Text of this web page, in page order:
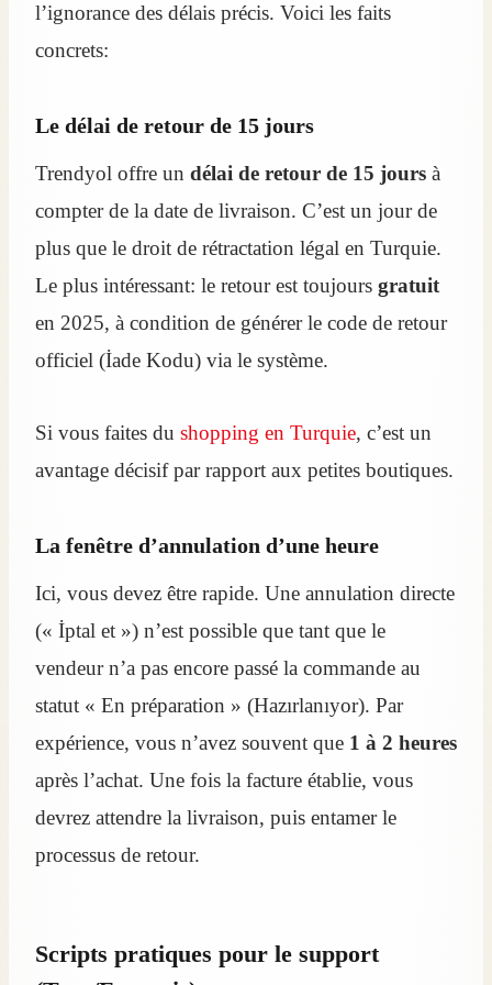
l’ignorance des délais précis. Voici les faits
concrets:
Le délai de retour de 15 jours
Trendyol offre un délai de retour de 15 jours à
compter de la date de livraison. C’est un jour de
plus que le droit de rétractation légal en Turquie.
Le plus intéressant: le retour est toujours gratuit
en 2025, à condition de générer le code de retour
officiel (İade Kodu) via le système.
Si vous faites du shopping en Turquie, c’est un
avantage décisif par rapport aux petites boutiques.
La fenêtre d’annulation d’une heure
Ici, vous devez être rapide. Une annulation directe
(« İptal et ») n’est possible que tant que le
vendeur n’a pas encore passé la commande au
statut « En préparation » (Hazırlanıyor). Par
expérience, vous n’avez souvent que 1 à 2 heures
après l’achat. Une fois la facture établie, vous
devrez attendre la livraison, puis entamer le
processus de retour.
Scripts pratiques pour le support